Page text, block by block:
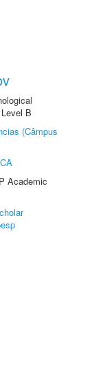
B
(Câmpus
Academic